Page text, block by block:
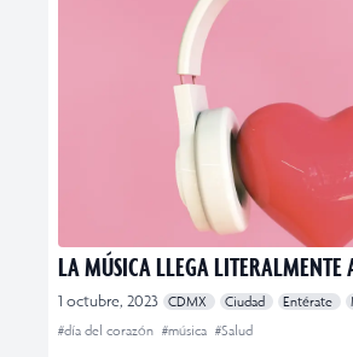
LA MÚSICA LLEGA LITERALMENTE
1 octubre, 2023 CDMX Ciudad Entérate
#día del corazón #música #Salud